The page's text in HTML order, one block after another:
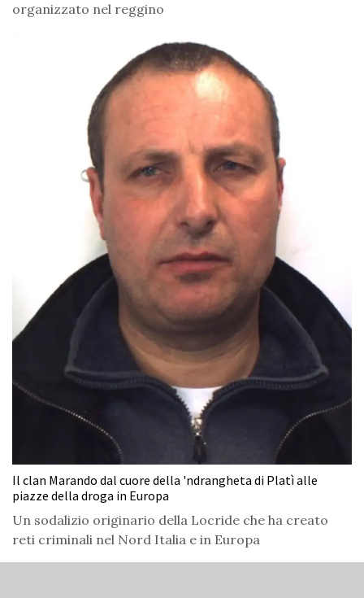
organizzato nel reggino
Il clan Marando dal cuore della 'ndrangheta di Platì alle
piazze della droga in Europa
Un sodalizio originario della Locride che ha creato
reti criminali nel Nord Italia e in Europa